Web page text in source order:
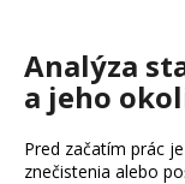
Analýza
a jeho
Pred začatím prác
znečistenia alebo